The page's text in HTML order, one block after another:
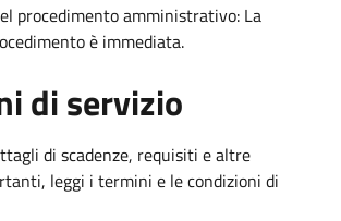
procedimento amministrativo: La
è immediata.
di servizio
di scadenze, requisiti e altre
leggi i termini e le condizioni di